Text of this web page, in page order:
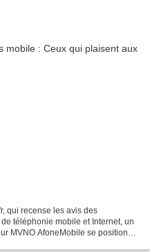
qui recense les avis des
téléphonie mobile et Internet, un
MVNO AfoneMobile se positionne